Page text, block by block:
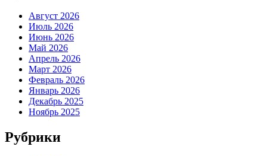
Август 2026
Июль 2026
Июнь 2026
Май 2026
Апрель 2026
Март 2026
Февраль 2026
Январь 2026
Декабрь 2025
Ноябрь 2025
Рубрики